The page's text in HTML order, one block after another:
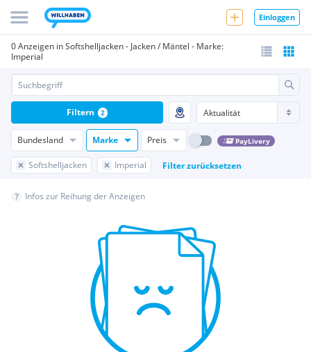
Einloggen
0 Anzeigen in Softshelljacken - Jacken / Mäntel - Marke:
Imperial
Bundesland Marke Preis PayLivery
Softshelljacken Imperial Filter zurücksetzen
Filtern 2
Infos zur Reihung der Anzeigen